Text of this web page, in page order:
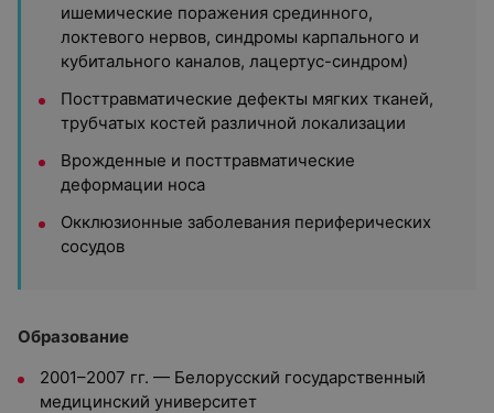
ишемические поражения срединного,
локтевого нервов, синдромы карпального и
кубитального каналов, лацертус-синдром)
Посттравматические дефекты мягких тканей,
трубчатых костей различной локализации
Врожденные и посттравматические
деформации носа
Окклюзионные заболевания периферических
сосудов
Образование
2001–2007 гг. — Белорусский государственный
медицинский университет